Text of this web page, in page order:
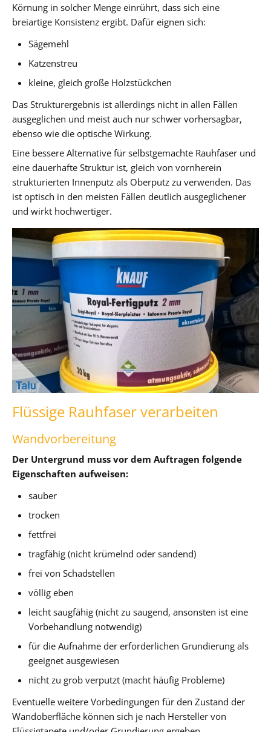
Körnung in solcher Menge einrührt, dass sich eine
breiartige Konsistenz ergibt. Dafür eignen sich:
Sägemehl
Katzenstreu
kleine, gleich große Holzstückchen
Das Strukturergebnis ist allerdings nicht in allen Fällen
ausgeglichen und meist auch nur schwer vorhersagbar,
ebenso wie die optische Wirkung.
Eine bessere Alternative für selbstgemachte Rauhfaser und
eine dauerhafte Struktur ist, gleich von vornherein
strukturierten Innenputz als Oberputz zu verwenden. Das
ist optisch in den meisten Fällen deutlich ausgeglichener
und wirkt hochwertiger.
Flüssige Rauhfaser verarbeiten
Wandvorbereitung
Der Untergrund muss vor dem Auftragen folgende
Eigenschaften aufweisen:
sauber
trocken
fettfrei
tragfähig (nicht krümelnd oder sandend)
frei von Schadstellen
völlig eben
leicht saugfähig (nicht zu saugend, ansonsten ist eine
Vorbehandlung notwendig)
für die Aufnahme der erforderlichen Grundierung als
geeignet ausgewiesen
nicht zu grob verputzt (macht häufig Probleme)
Eventuelle weitere Vorbedingungen für den Zustand der
Wandoberfläche können sich je nach Hersteller von